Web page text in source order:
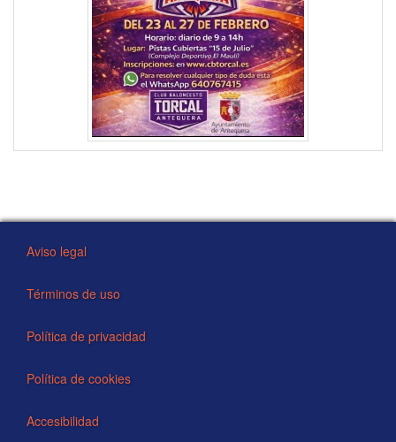
Aviso legal
Términos de uso
Política de privacidad
Política de cookies
Accesibilidad